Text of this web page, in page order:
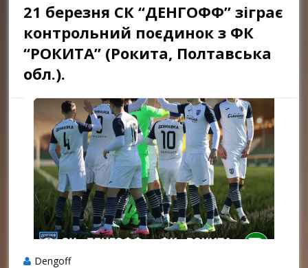
21 березня СК “ДЕНГОФФ” зіграє
контрольний поєдинок з ФК
“РОКИТА” (Рокита, Полтавська
обл.).
Dengoff